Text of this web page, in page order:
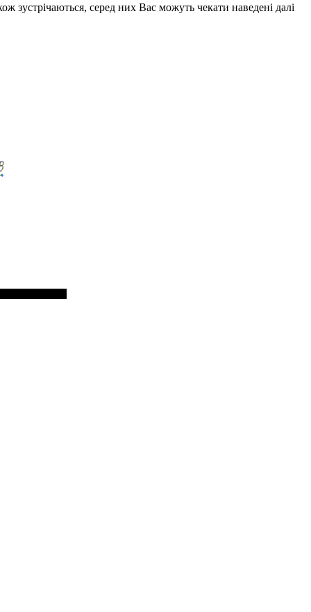
зустрічаються, серед них Вас можуть чекати наведені далі